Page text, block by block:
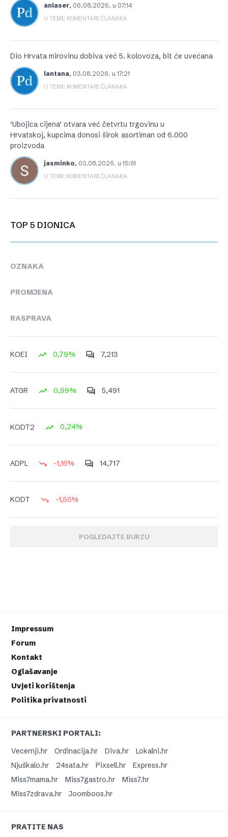
anlaser, 06.08.2026. u 07:14
U TEMI: KOMENTARI ČLANAKA
Dio Hrvata mirovinu dobiva već 5. kolovoza, bit će uvećana
lantana, 03.08.2026. u 17:21
U TEMI: KOMENTARI ČLANAKA
‘Ubojica cijena’ otvara već četvrtu trgovinu u
Hrvatskoj, kupcima donosi širok asortiman od 6.000
proizvoda
jasminko, 03.08.2026. u 15:51
U TEMI: KOMENTARI ČLANAKA
TOP 5 DIONICA
OZNAKA
PROMJENA
RASPRAVA
KOEI 0,79% 7,213
ATGR 0,99% 5,491
KODT2 0,24%
ADPL -1,16% 14,717
KODT -1,56%
POGLEDAJTE BURZU
Impressum
Forum
Kontakt
Oglašavanje
Uvjeti korištenja
Politika privatnosti
PARTNERSKI PORTALI:
Vecernji.hr
Ordinacija.hr Diva.hr
Lokalni.hr
Njuškalo.hr
24sata.hr Pixsell.hr
Express.hr
Miss7mama.hr
Miss7gastro.hr
Miss7.hr
Miss7zdrava.hr
Joomboos.hr
PRATITE NAS